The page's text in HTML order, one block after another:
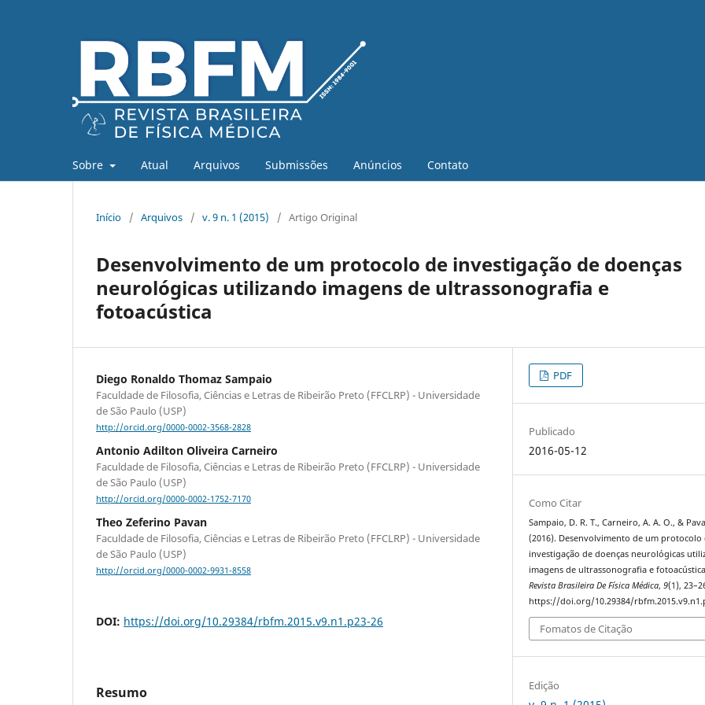
Sobre Atual Arquivos Submissões Anúncios Contato
Início / Arquivos / v. 9 n. 1 (2015) / Artigo Original
Desenvolvimento de um protocolo de investigação de doenças
neurológicas utilizando imagens de ultrassonografia e
fotoacústica
Diego Ronaldo Thomaz Sampaio
Faculdade de Filosofia, Ciências e Letras de Ribeirão Preto (FFCLRP) - Universidade
de São Paulo (USP)
http://orcid.org/0000-0002-3568-2828
Antonio Adilton Oliveira Carneiro
Faculdade de Filosofia, Ciências e Letras de Ribeirão Preto (FFCLRP) - Universidade
de São Paulo (USP)
http://orcid.org/0000-0002-1752-7170
Theo Zeferino Pavan
Faculdade de Filosofia, Ciências e Letras de Ribeirão Preto (FFCLRP) - Universidade
de São Paulo (USP)
http://orcid.org/0000-0002-9931-8558
DOI: https://doi.org/10.29384/rbfm.2015.v9.n1.p23-26
Resumo
PDF
Publicado
2016-05-12
Como Citar
Sampaio, D. R. T., Carneiro, A. A. O., &
(2016). Desenvolvimento de um protocolo
investigação de doenças neurológicas
imagens de ultrassonografia e
Revista Brasileira De Física Médica,9(1),
https://doi.org/10.29384/
Fomatos de Citação
Edição